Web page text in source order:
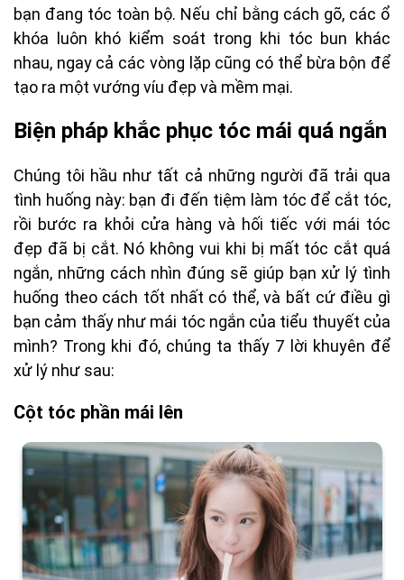
bạn đang tóc toàn bộ. Nếu chỉ bằng cách gõ, các ổ
khóa luôn khó kiểm soát trong khi tóc bun khác
nhau, ngay cả các vòng lặp cũng có thể bừa bộn để
tạo ra một vướng víu đẹp và mềm mại.
Biện pháp khắc phục tóc mái quá ngắn
Chúng tôi hầu như tất cả những người đã trải qua
tình huống này: bạn đi đến tiệm làm tóc để cắt tóc,
rồi bước ra khỏi cửa hàng và hối tiếc với mái tóc
đẹp đã bị cắt. Nó không vui khi bị mất tóc cắt quá
ngắn, những cách nhìn đúng sẽ giúp bạn xử lý tình
huống theo cách tốt nhất có thể, và bất cứ điều gì
bạn cảm thấy như mái tóc ngắn của tiểu thuyết của
mình? Trong khi đó, chúng ta thấy 7 lời khuyên để
xử lý như sau:
Cột tóc phần mái lên